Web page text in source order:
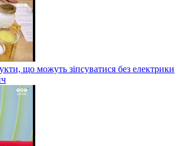
що можуть зіпсуватися без електрики